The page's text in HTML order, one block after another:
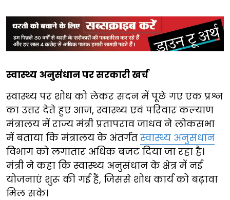
स्वास्थ्य अनुसंधान पर सरकारी खर्च
स्वास्थ्य पर शोध को लेकर सदन में पूछे गए एक प्रश्न
का उत्तर देते हुए आज, स्वास्थ्य एवं परिवार कल्याण
मंत्रालय में राज्य मंत्री प्रतापराव जाधव ने लोकसभा
में बताया कि मंत्रालय के अंतर्गत स्वास्थ्य अनुसंधान
विभाग को लगातार अधिक बजट दिया जा रहा है।
मंत्री ने कहा कि स्वास्थ्य अनुसंधान के क्षेत्र में नई
योजनाएं शुरू की गई हैं, जिससे शोध कार्य को बढ़ावा
मिल सके।